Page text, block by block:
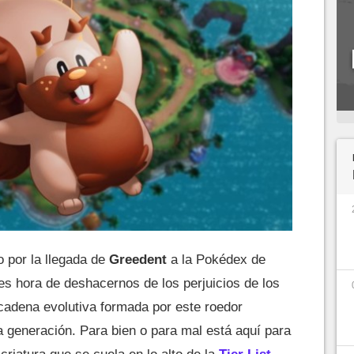
por la llegada de Greedent a la Pokédex de
hora de deshacernos de los perjuicios de los
evolutiva formada por este roedor
Para bien o para mal está aquí para